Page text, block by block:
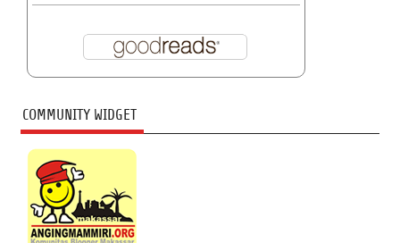
COMMUNITY WIDGET